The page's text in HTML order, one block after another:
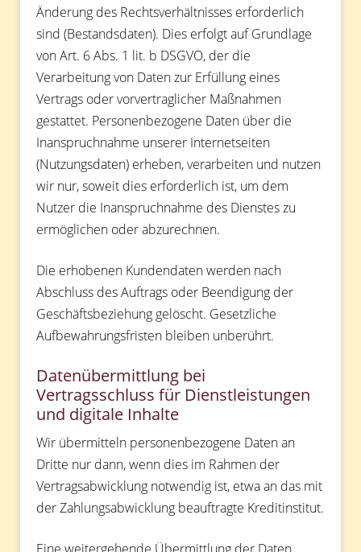
Änderung des Rechtsverhältnisses erforderlich
sind (Bestandsdaten). Dies erfolgt auf Grundlage
von Art. 6 Abs. 1 lit. b DSGVO, der die
Verarbeitung von Daten zur Erfüllung eines
Vertrags oder vorvertraglicher Maßnahmen
gestattet. Personenbezogene Daten über die
Inanspruchnahme unserer Internetseiten
(Nutzungsdaten) erheben, verarbeiten und nutzen
wir nur, soweit dies erforderlich ist, um dem
Nutzer die Inanspruchnahme des Dienstes zu
ermöglichen oder abzurechnen.
Die erhobenen Kundendaten werden nach
Abschluss des Auftrags oder Beendigung der
Geschäftsbeziehung gelöscht. Gesetzliche
Aufbewahrungsfristen bleiben unberührt.
Datenübermittlung bei
Vertragsschluss für Dienstleistungen
und digitale Inhalte
Wir übermitteln personenbezogene Daten an
Dritte nur dann, wenn dies im Rahmen der
Vertragsabwicklung notwendig ist, etwa an das mit
der Zahlungsabwicklung beauftragte Kreditinstitut.